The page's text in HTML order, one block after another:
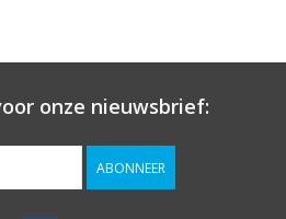
onze nieuwsbrief:
ABONNEER